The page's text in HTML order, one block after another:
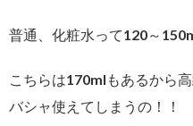
普通、化粧水って120～
こちらは170mlもあるから
バシャ使えてしまうの！！